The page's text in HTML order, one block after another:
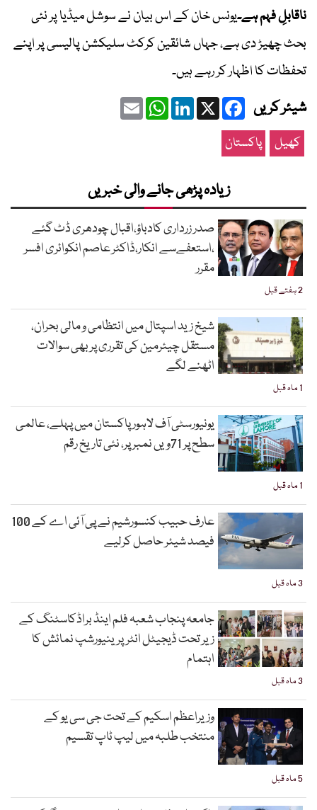
ناقابلِ فہم ہے۔یونس خان کے اس بیان نے سوشل میڈیا پر نئی
بحث چھیڑ دی ہے، جہاں شائقین کرکٹ سلیکشن پالیسی پر اپنے
تحفظات کا اظہار کر رہے ہیں۔
شیئر کریں Facebook
X
LinkedIn
WhatsApp
Email
کھیل پاکستان
زیادہ پڑھی جانے والی خبریں
2 ہفتے قبل
صدر زرداری کادباؤ،اقبال چودھری ڈٹ گئے
،استعفےسے انکار،ڈاکٹر عاصم انکوائری افسر
مقرر
1 ماہ قبل
شیخ زید اسپتال میں انتظامی و مالی بحران،
مستقل چیئرمین کی تقرری پر بھی سوالات
اٹھنے لگے
1 ماہ قبل
یونیورسٹی آف لاہور پاکستان میں پہلے، عالمی
سطح پر 71ویں نمبر پر، نئی تاریخ رقم
3 ماہ قبل
عارف حبیب کنسورشیم نے پی آئی اے کے 100
فیصد شیئر حاصل کرلیے
3 ماہ قبل
جامعہ پنجاب شعبہ فلم اینڈ براڈکاسٹنگ کے
زیر تحت ڈیجیٹل انٹرپرینیورشپ نمائش کا
اہتمام
5 ماہ قبل
وزیراعظم اسکیم کے تحت جی سی یو کے
منتخب طلبہ میں لیپ ٹاپ تقسیم